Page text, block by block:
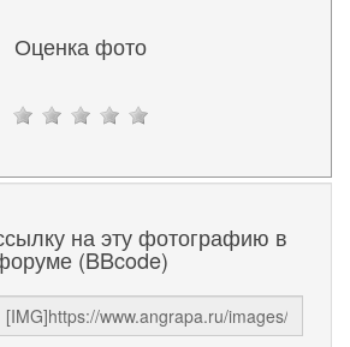
Оценка фото
на эту фотографию в
(BBcode)